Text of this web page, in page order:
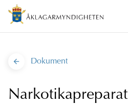
Dokument
Narkotikapreparat